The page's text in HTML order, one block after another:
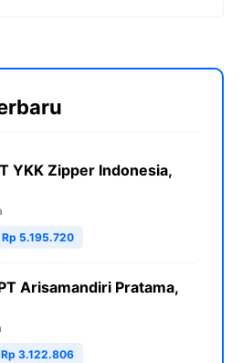
YKK Zipper Indonesia,
Rp 5.195.720
Arisamandiri Pratama,
Rp 3.122.806